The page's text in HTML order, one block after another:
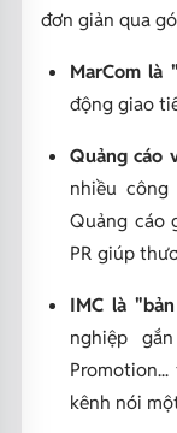
đơn giản qua
MarCom là
động giao
Quảng cáo
nhiều
Quảng cáo
PR giúp
IMC là
nghiệp
kênh nói